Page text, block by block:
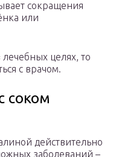
сокращения
или
лечебных целях, то
с врачом.
соком
действительно
заболеваний –